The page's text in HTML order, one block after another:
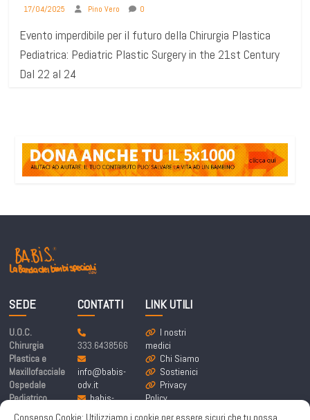
Consenso Cookie: Utilizziamo i cookie per essere sicuri che tu possa
17/04/2025 Pino Vero 0
Evento imperdibile per il futuro della Chirurgia Plastica
Pediatrica: Pediatric Plastic Surgery in the 21st Century
Dal 22 al 24
SEDE
U.O.C.
Chirurgia
Plastica e
Maxillofacciale
Ospedale
Pediatrico
Bambino Gesù
CONTATTI
333.6438566
info@babis-
odv.it
babis-
labandadeibim
LINK UTILI
I nostri
medici
Chi Siamo
Sostienici
Privacy
Policy